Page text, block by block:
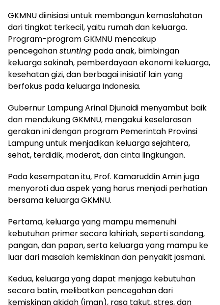
GKMNU diinisiasi untuk membangun kemaslahatan
dari tingkat terkecil, yaitu rumah dan keluarga.
Program-program GKMNU mencakup
pencegahanstunting pada anak, bimbingan
keluarga sakinah, pemberdayaan ekonomi keluarga,
kesehatan gizi, dan berbagai inisiatif lain yang
berfokus pada keluarga Indonesia.
Gubernur Lampung Arinal Djunaidi menyambut baik
dan mendukung GKMNU, mengakui keselarasan
gerakan ini dengan program Pemerintah Provinsi
Lampung untuk menjadikan keluarga sejahtera,
sehat, terdidik, moderat, dan cinta lingkungan.
Pada kesempatan itu, Prof. Kamaruddin Amin juga
menyoroti dua aspek yang harus menjadi perhatian
bersama keluarga GKMNU.
Pertama, keluarga yang mampu memenuhi
kebutuhan primer secara lahiriah, seperti sandang,
pangan, dan papan, serta keluarga yang mampu ke
luar dari masalah kemiskinan dan penyakit jasmani.
Kedua, keluarga yang dapat menjaga kebutuhan
secara batin, melibatkan pencegahan dari
kemiskinan akidah (iman), rasa takut, stres, dan